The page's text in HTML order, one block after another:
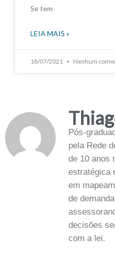
Se tem
LEIA MAIS »
18/07/2021 Nenhum
Pós-
pela Rede
de 10 anos
estratégica
em
de
decisões
com a lei.